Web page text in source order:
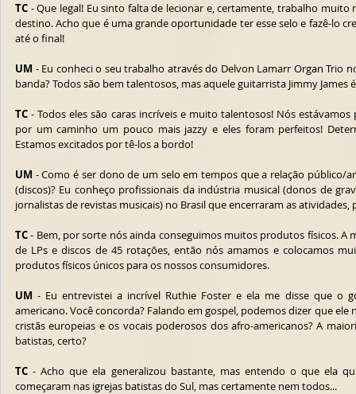
TC - Que legal! Eu sinto falta de lecionar e, certamente, trabalho
destino. Acho que é uma grande oportunidade ter esse selo e fazê-lo
até o final!
UM - Eu conheci o seu trabalho através do Delvon Lamarr Organ Trio
banda? Todos são bem talentosos, mas aquele guitarrista Jimmy James
TC - Todos eles são caras incríveis e muito talentosos! Nós
por um caminho um pouco mais jazzy e eles foram perfeitos!
Estamos excitados por tê-los a bordo!
UM - Como é ser dono de um selo em tempos que a relação público/
(discos)? Eu conheço profissionais da indústria musical (donos de
jornalistas de revistas musicais) no Brasil que encerraram as atividades,
TC - Bem, por sorte nós ainda conseguimos muitos produtos físicos. A
de LPs e discos de 45 rotações, então nós amamos e colocamos
produtos físicos únicos para os nossos consumidores.
UM - Eu entrevistei a incrível Ruthie Foster e ela me disse que o
americano. Você concorda? Falando em gospel, podemos dizer que
cristãs europeias e os vocais poderosos dos afro-americanos? A
batistas, certo?
TC - Acho que ela generalizou bastante, mas entendo o que ela
começaram nas igrejas batistas do Sul, mas certamente nem todos...